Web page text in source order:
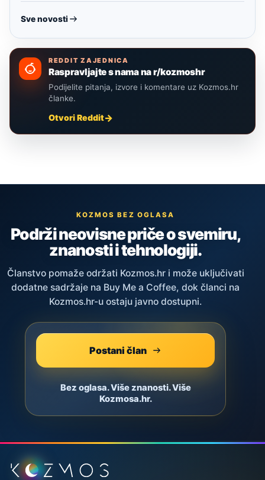
Sve novosti
REDDIT ZAJEDNICA
Raspravljajte s nama na r/kozmoshr
Podijelite pitanja, izvore i komentare uz Kozmos.hr
članke.
Otvori Reddit
KOZMOS BEZ OGLASA
Podrži neovisne priče o svemiru,
znanosti i tehnologiji.
Članstvo pomaže održati Kozmos.hr i može uključivati
dodatne sadržaje na Buy Me a Coffee, dok članci na
Kozmos.hr-u ostaju javno dostupni.
Postani član
Bez oglasa. Više znanosti. Više
Kozmosa.hr.
Podnožje stranice